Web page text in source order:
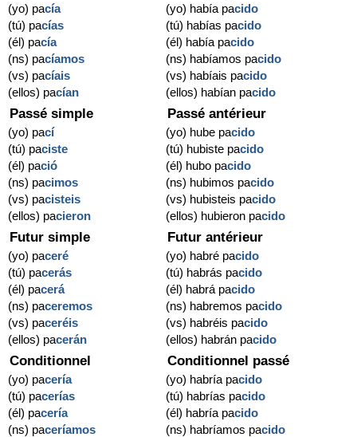
(yo) pacía
(tú) pacías
(él) pacía
(ns) pacíamos
(vs) pacíais
(ellos) pacían
(yo) había pacido
(tú) habías pacido
(él) había pacido
(ns) habíamos pacido
(vs) habíais pacido
(ellos) habían pacido
Passé simple
(yo) pací
(tú) paciste
(él) pació
(ns) pacimos
(vs) pacisteis
(ellos) pacieron
Passé antérieur
(yo) hube pacido
(tú) hubiste pacido
(él) hubo pacido
(ns) hubimos pacido
(vs) hubisteis pacido
(ellos) hubieron pacido
Futur simple
(yo) paceré
(tú) pacerás
(él) pacerá
(ns) paceremos
(vs) paceréis
(ellos) pacerán
Futur antérieur
(yo) habré pacido
(tú) habrás pacido
(él) habrá pacido
(ns) habremos pacido
(vs) habréis pacido
(ellos) habrán pacido
Conditionnel
(yo) pacería
(tú) pacerías
(él) pacería
(ns) paceríamos
Conditionnel passé
(yo) habría pacido
(tú) habrías pacido
(él) habría pacido
(ns) habríamos pacido